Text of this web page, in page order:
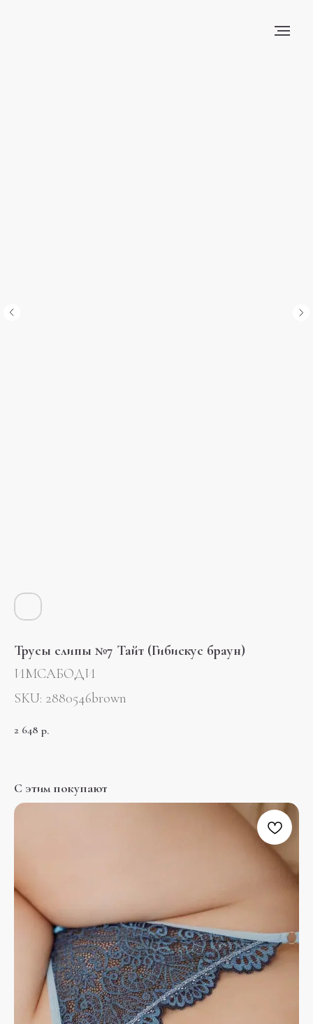
Трусы слипы №7 Тайт (Гибискус браун)
ИМСАБОДИ
SKU: 2880546brown
2 648 р.
С этим покупают